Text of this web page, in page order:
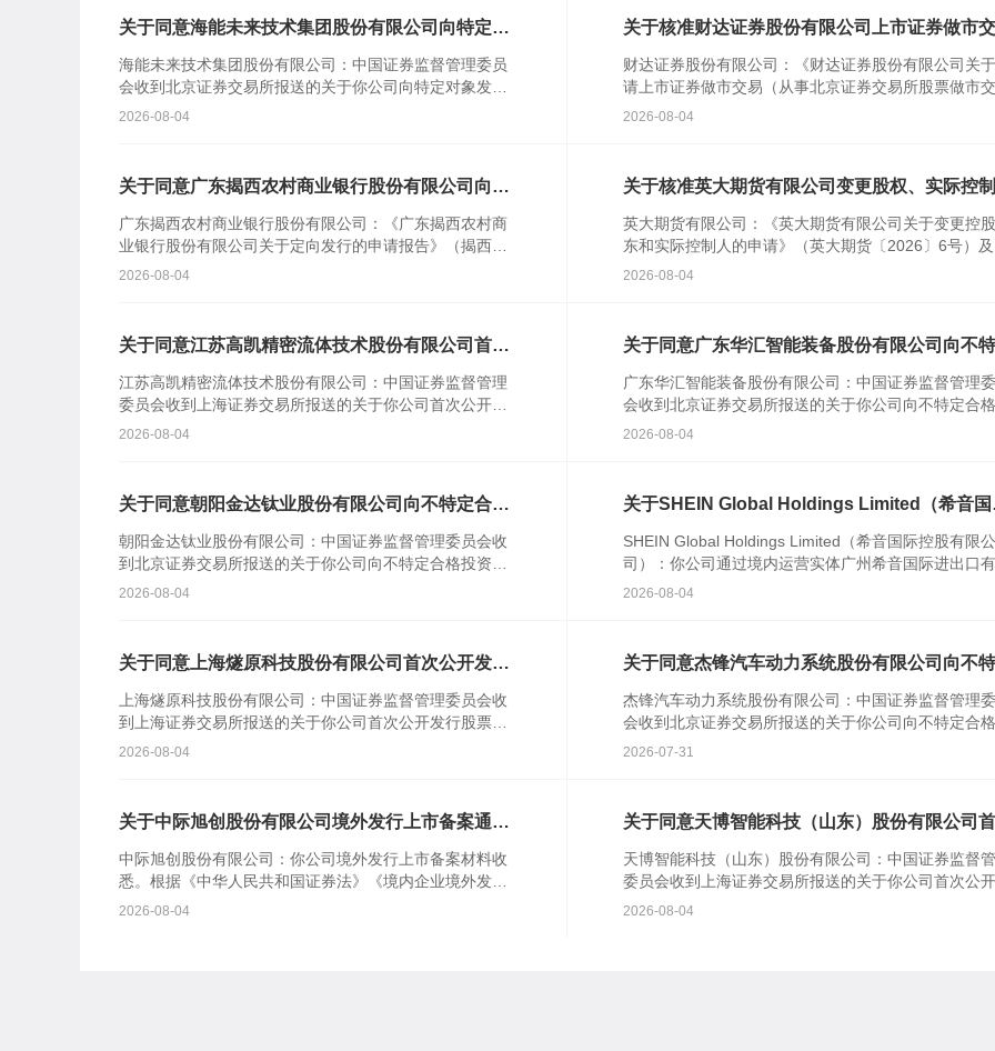
关于同意海能未来技术集团股份有限公司向特定对
海能未来技术集团股份有限公司：中国证券监督管理委员
会收到北京证券交易所报送的关于你公司向特定对象发行
股票的审核意见及你公司注册申请文件。根据《中华人民
2026-08-04
关于核准财达证券股份有限公司上市证券做市
财达证券股份有限公司：《财达证券股份有限公司关
请上市证券做市交易（从事北京证券交易所股票做市交
易）业务资格的请示》(财达字〔2024〕314号)及相关
2026-08-04
关于同意广东揭西农村商业银行股份有限公司向特
广东揭西农村商业银行股份有限公司：《广东揭西农村商
业银行股份有限公司关于定向发行的申请报告》（揭西农
商行报〔2026〕110号）及相关文件收悉。根据《中华人
2026-08-04
关于核准英大期货有限公司变更股权、实际控
英大期货有限公司：《英大期货有限公司关于变更控
东和实际控制人的申请》（英大期货〔2026〕6号）及
关文件收悉。根据《中华人民共和国期货和衍生品法》
2026-08-04
关于同意江苏高凯精密流体技术股份有限公司首次
江苏高凯精密流体技术股份有限公司：中国证券监督管理
委员会收到上海证券交易所报送的关于你公司首次公开发
行股票并在科创板上市的审核意见及你公司注册申请文
2026-08-04
关于同意广东华汇智能装备股份有限公司向不
广东华汇智能装备股份有限公司：中国证券监督管理
会收到北京证券交易所报送的关于你公司向不特定合格
资者公开发行股票并在北京证券交易所上市的审核意见
2026-08-04
关于同意朝阳金达钛业股份有限公司向不特定合格
朝阳金达钛业股份有限公司：中国证券监督管理委员会收
到北京证券交易所报送的关于你公司向不特定合格投资者
公开发行股票并在北京证券交易所上市的审核意见及你公
2026-08-04
关于SHEIN Global Holdings Limited（希音国
SHEIN Global Holdings Limited（希音国际控股有限公
司）：你公司通过境内运营实体广州希音国际进出口有
公司提交的境外发行上市备案材料收...
2026-08-04
关于同意上海燧原科技股份有限公司首次公开发行
上海燧原科技股份有限公司：中国证券监督管理委员会收
到上海证券交易所报送的关于你公司首次公开发行股票并
在科创板上市的审核意见及你公司注册申请文件。根据
2026-08-04
关于同意杰锋汽车动力系统股份有限公司向不
杰锋汽车动力系统股份有限公司：中国证券监督管理
会收到北京证券交易所报送的关于你公司向不特定合格
资者公开发行股票并在北京证券交易所上市的审核意见
2026-07-31
关于中际旭创股份有限公司境外发行上市备案通知
中际旭创股份有限公司：你公司境外发行上市备案材料收
悉。根据《中华人民共和国证券法》《境内企业境外发行
证券和上市管理试行办法》等规定，我会对备案事项通知
2026-08-04
关于同意天博智能科技（山东）股份有限公司
天博智能科技（山东）股份有限公司：中国证券监督
委员会收到上海证券交易所报送的关于你公司首次公开
行股票并在主板上市的审核意见及你公司注册申请文件
2026-08-04